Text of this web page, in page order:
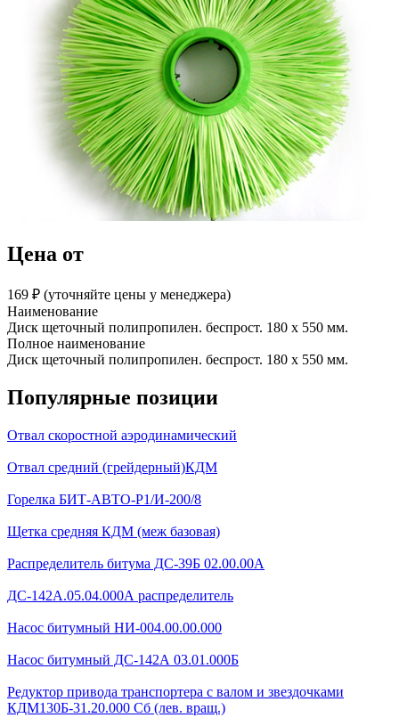
Цена от
169 ₽︁ (уточняйте цены у менеджера)
Наименование
Диск щеточный полипропилен. беспрост. 180 х 550 мм.
Полное наименование
Диск щеточный полипропилен. беспрост. 180 х 550 мм.
Популярные позиции
Отвал скоростной аэродинамический
Отвал средний (грейдерный)КДМ
Горелка БИТ-АВТО-Р1/И-200/8
Щетка средняя КДМ (меж базовая)
Распределитель битума ДС-39Б 02.00.00А
ДС-142А.05.04.000А распределитель
Насос битумный НИ-004.00.00.000
Насос битумный ДС-142А 03.01.000Б
Редуктор привода транспортера с валом и звездочками
КДМ130Б-31.20.000 Сб (лев. вращ.)